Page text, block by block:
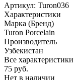
Артикул: Turon036
Характеристики
Марка (Бренд)
Turon Porcelain
Производитель
Узбекистан
Все характеристики
75 руб.
Нет в наличии